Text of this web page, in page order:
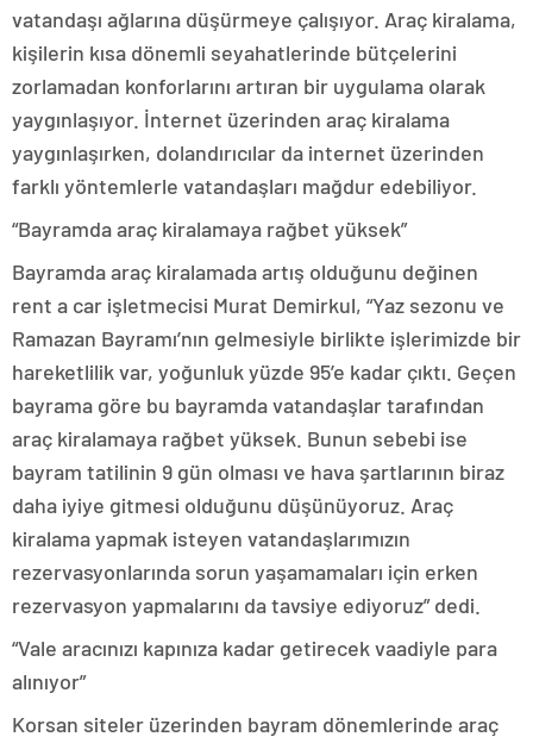
vatandaşı ağlarına düşürmeye çalışıyor. Araç kiralama,
kişilerin kısa dönemli seyahatlerinde bütçelerini
zorlamadan konforlarını artıran bir uygulama olarak
yaygınlaşıyor. İnternet üzerinden araç kiralama
yaygınlaşırken, dolandırıcılar da internet üzerinden
farklı yöntemlerle vatandaşları mağdur edebiliyor.
“Bayramda araç kiralamaya rağbet yüksek”
Bayramda araç kiralamada artış olduğunu değinen
rent a car işletmecisi Murat Demirkul, “Yaz sezonu ve
Ramazan Bayramı’nın gelmesiyle birlikte işlerimizde bir
hareketlilik var, yoğunluk yüzde 95’e kadar çıktı. Geçen
bayrama göre bu bayramda vatandaşlar tarafından
araç kiralamaya rağbet yüksek. Bunun sebebi ise
bayram tatilinin 9 gün olması ve hava şartlarının biraz
daha iyiye gitmesi olduğunu düşünüyoruz. Araç
kiralama yapmak isteyen vatandaşlarımızın
rezervasyonlarında sorun yaşamamaları için erken
rezervasyon yapmalarını da tavsiye ediyoruz” dedi.
“Vale aracınızı kapınıza kadar getirecek vaadiyle para
alınıyor”
Korsan siteler üzerinden bayram dönemlerinde araç